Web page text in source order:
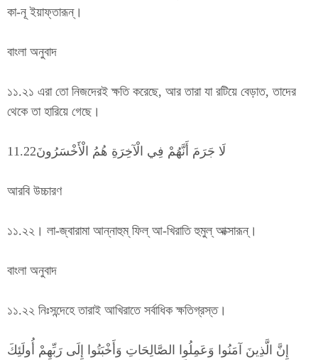
কা-নূ ইয়াফ্তারূন্।
বাংলা অনুবাদ
১১.২১ এরা তো নিজদেরই ক্ষতি করেছে, আর তারা যা রটিয়ে বেড়াত, তাদের
থেকে তা হারিয়ে গেছে।
لَا جَرَمَ أَنَّهُمْ فِي الْآخِرَةِ هُمُ الْأَخْسَرُونَ11.22
আরবি উচ্চারণ
১১.২২। লা-জ্বারামা আন্নাহুম্ ফিল্ আ-খিরাতি হুমুল্ আক্সারূন্।
বাংলা অনুবাদ
১১.২২ নিঃসন্দেহে তারাই আখিরাতে সর্বাধিক ক্ষতিগ্রস্ত।
إِنَّ الَّذِينَ آمَنُوا وَعَمِلُوا الصَّالِحَاتِ وَأَخْبَتُوا إِلَى رَبِّهِمْ أُولَئِكَ